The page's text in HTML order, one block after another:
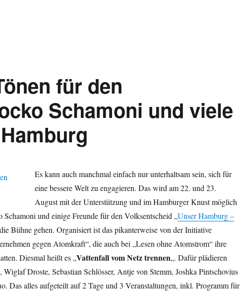
für den
Schamoni und viele
Es kann auch manchmal einfach nur unterhaltsam sein, sich für
eine bessere Welt zu engagieren. Das wird am 22. und 23.
August mit der Unterstützung und im Hamburger Knust möglich
Schamoni und einige Freunde für den Volksentscheid „Unser Hamburg –
Bühne gehen. Organisiert ist das pikanterweise von der Initiative
gegen Atomkraft“, die auch bei „Lesen ohne Atomstrom“ ihre
Diesmal heißt es „Vattenfall vom Netz trennen„. Dafür plädieren
Wiglaf Droste, Sebastian Schlösser, Antje von Stemm, Joshka Pintschovius
Das alles aufgeteilt auf 2 Tage und 3 Veranstaltungen, inkl. Programm für